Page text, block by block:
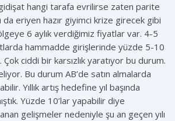
gidişat hangi tarafa evrilirse zaten parite
da eriyen hazır giyimci krize girecek gibi
6 aylık verdiğimiz fiyatlar var. 4-5
hammadde girişlerinde yüzde 5-10
ciddi bir karsızlık yaratıyor bu durum.
Bu durum AB’de satın almalarda
Yıllık artış hedefine yıl başında
Yüzde 10’lar yapabilir diye
gelişmeler nedeniyle şu an geçen yılı